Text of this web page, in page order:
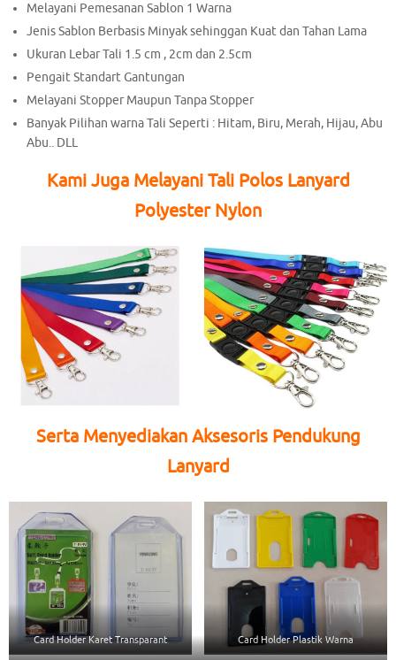
Melayani Pemesanan Sablon 1 Warna
Jenis Sablon Berbasis Minyak sehinggan Kuat dan Tahan Lama
Ukuran Lebar Tali 1.5 cm , 2cm dan 2.5cm
Pengait Standart Gantungan
Melayani Stopper Maupun Tanpa Stopper
Banyak Pilihan warna Tali Seperti : Hitam, Biru, Merah, Hijau, Abu
Abu.. DLL
Kami Juga Melayani Tali Polos Lanyard
Polyester Nylon
Serta Menyediakan Aksesoris Pendukung
Lanyard
Card Holder Karet Transparant Card Holder Plastik Warna